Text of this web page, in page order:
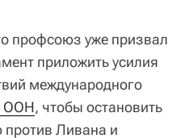
профсоюз уже призвал
приложить усилия
международного
ООН, чтобы остановить
против Ливана и